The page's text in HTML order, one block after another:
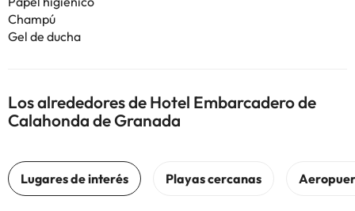
Champú
Gel de ducha
Los alrededores de Hotel Embarcadero de
Calahonda de Granada